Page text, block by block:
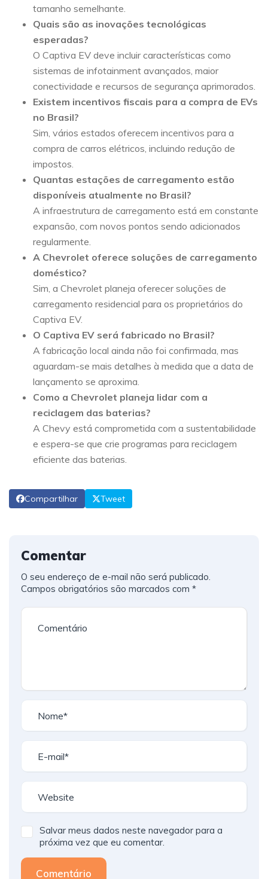
tamanho semelhante.
Quais são as inovações tecnológicas
esperadas?
O Captiva EV deve incluir características como
sistemas de infotainment avançados, maior
conectividade e recursos de segurança aprimorados.
Existem incentivos fiscais para a compra de EVs
no Brasil?
Sim, vários estados oferecem incentivos para a
compra de carros elétricos, incluindo redução de
impostos.
Quantas estações de carregamento estão
disponíveis atualmente no Brasil?
A infraestrutura de carregamento está em constante
expansão, com novos pontos sendo adicionados
regularmente.
A Chevrolet oferece soluções de carregamento
doméstico?
Sim, a Chevrolet planeja oferecer soluções de
carregamento residencial para os proprietários do
Captiva EV.
O Captiva EV será fabricado no Brasil?
A fabricação local ainda não foi confirmada, mas
aguardam-se mais detalhes à medida que a data de
lançamento se aproxima.
Como a Chevrolet planeja lidar com a
reciclagem das baterias?
A Chevy está comprometida com a sustentabilidade
e espera-se que crie programas para reciclagem
eficiente das baterias.
Compartilhar Tweet
Comentar
O seu endereço de e-mail não será publicado.
Campos obrigatórios são marcados com *
Salvar meus dados neste navegador para a
próxima vez que eu comentar.
Comentário